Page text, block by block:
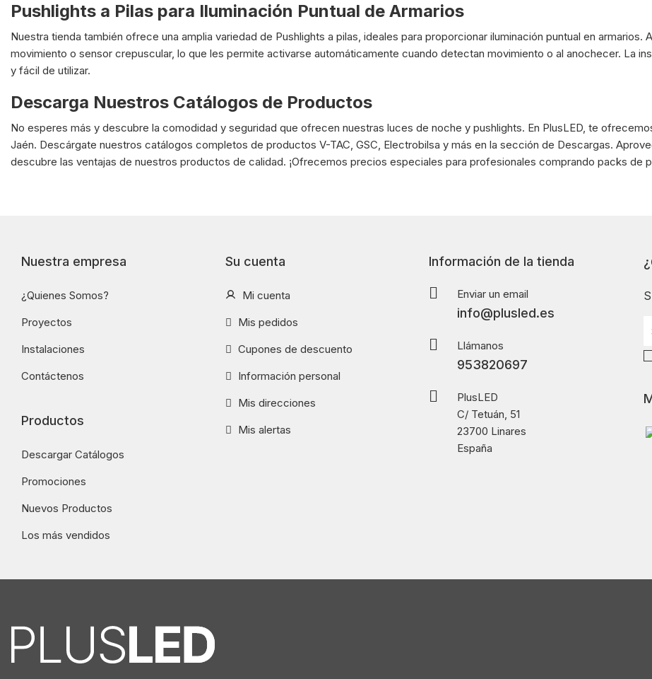
Pushlights a Pilas para Iluminación Puntual de Armarios
Nuestra tienda también ofrece una amplia variedad de Pushlights a pilas, ideales para proporcionar iluminación puntual en
movimiento o sensor crepuscular, lo que les permite activarse automáticamente cuando detectan movimiento o al anochecer. La
y fácil de utilizar.
Descarga Nuestros Catálogos de Productos
No esperes más y descubre la comodidad y seguridad que ofrecen nuestras luces de noche y pushlights. En PlusLED, te
Jaén. Descárgate nuestros catálogos completos de productos V-TAC, GSC, Electrobilsa y más en la sección de Descargas.
descubre las ventajas de nuestros productos de calidad. ¡Ofrecemos precios especiales para profesionales comprando packs de
Nuestra empresa
¿Quienes Somos?
Proyectos
Instalaciones
Contáctenos
Productos
Descargar Catálogos
Promociones
Nuevos Productos
Los más vendidos
Su cuenta
Mi cuenta
Mis pedidos
Cupones de descuento
Información personal
Mis direcciones
Mis alertas
Información de la tienda
Enviar un email
info@plusled.es
Llámanos
953820697
PlusLED
C/ Tetuán, 51
23700 Linares
España